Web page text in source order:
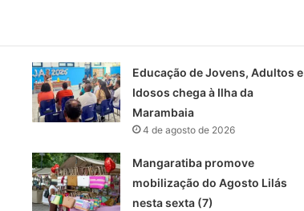
Educação de Jovens, Adultos e
Idosos chega à Ilha da
Marambaia
4 de agosto de 2026
Mangaratiba promove
mobilização do Agosto Lilás
nesta sexta (7)